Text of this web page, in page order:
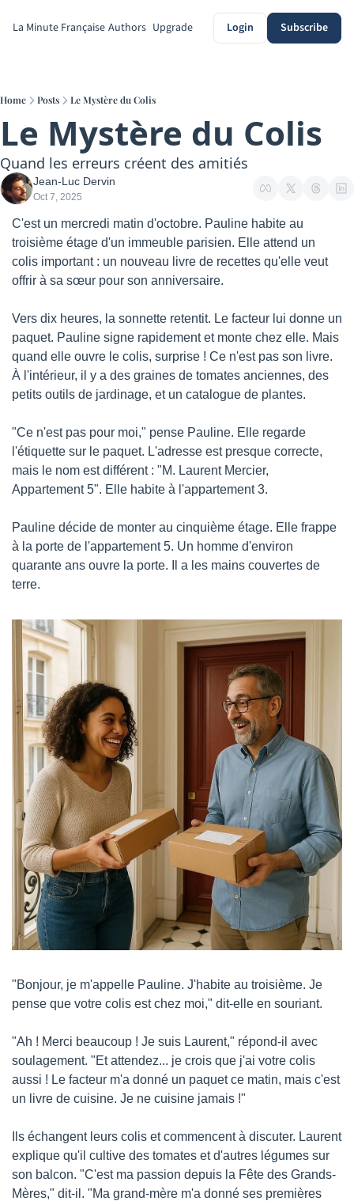
La Minute Française Authors Upgrade Login Subscribe
Home Posts Le Mystère du Colis
Le Mystère du Colis
Quand les erreurs créent des amitiés
Jean-Luc Dervin
Oct 7, 2025
C'est un mercredi matin d'octobre. Pauline habite au
troisième étage d'un immeuble parisien. Elle attend un
colis important : un nouveau livre de recettes qu'elle veut
offrir à sa sœur pour son anniversaire.
Vers dix heures, la sonnette retentit. Le facteur lui donne un
paquet. Pauline signe rapidement et monte chez elle. Mais
quand elle ouvre le colis, surprise ! Ce n'est pas son livre.
À l'intérieur, il y a des graines de tomates anciennes, des
petits outils de jardinage, et un catalogue de plantes.
"Ce n'est pas pour moi," pense Pauline. Elle regarde
l'étiquette sur le paquet. L'adresse est presque correcte,
mais le nom est différent : "M. Laurent Mercier,
Appartement 5". Elle habite à l'appartement 3.
Pauline décide de monter au cinquième étage. Elle frappe
à la porte de l'appartement 5. Un homme d'environ
quarante ans ouvre la porte. Il a les mains couvertes de
terre.
"Bonjour, je m'appelle Pauline. J'habite au troisième. Je
pense que votre colis est chez moi," dit-elle en souriant.
"Ah ! Merci beaucoup ! Je suis Laurent," répond-il avec
soulagement. "Et attendez... je crois que j'ai votre colis
aussi ! Le facteur m'a donné un paquet ce matin, mais c'est
un livre de cuisine. Je ne cuisine jamais !"
Ils échangent leurs colis et commencent à discuter. Laurent
explique qu'il cultive des tomates et d'autres légumes sur
son balcon. "C'est ma passion depuis la Fête des Grands-
Mères," dit-il. "Ma grand-mère m'a donné ses premières